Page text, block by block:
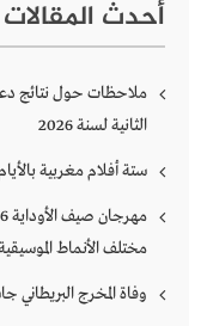
أحدث المقالات
ملاحظات حول نتائج دعم
الثانية لسنة 2026
ستة أفلام مغربية
مختلف الأنماط
وفاة المخرج